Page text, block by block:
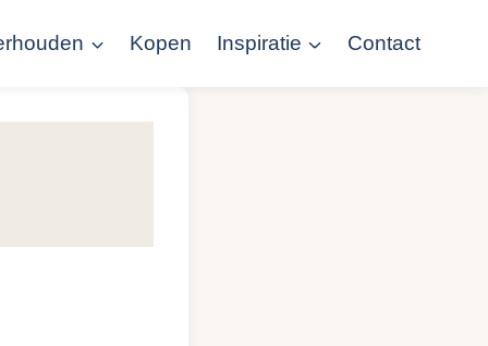
Kopen Inspiratie Contact